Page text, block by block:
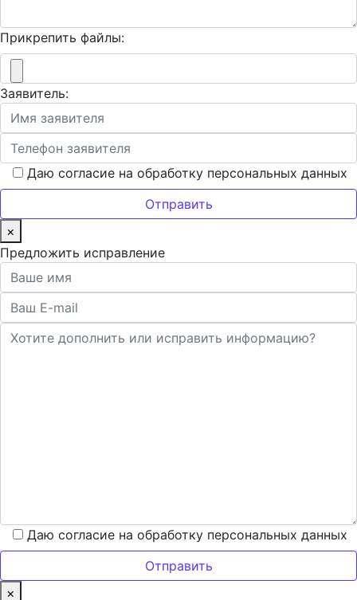
Прикрепить файлы:
Заявитель:
Даю согласие на обработку персональных данных
×
Предложить исправление
Даю согласие на обработку персональных данных
×